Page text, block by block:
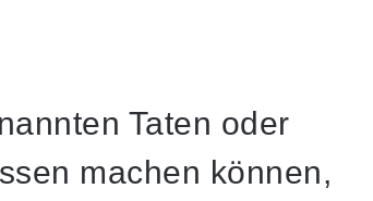
Taten oder
machen können,